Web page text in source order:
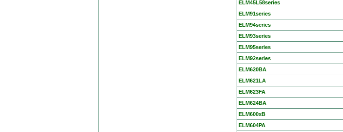
ELM45L58series
ELM91series
ELM94series
ELM93series
ELM95series
ELM92series
ELM620BA
ELM621LA
ELM623FA
ELM624BA
ELM600xB
ELM604PA